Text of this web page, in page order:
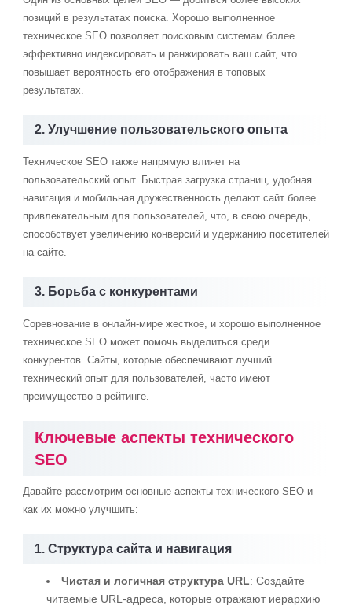
позиций в результатах поиска. Хорошо выполненное
техническое SEO позволяет поисковым системам более
эффективно индексировать и ранжировать ваш сайт, что
повышает вероятность его отображения в топовых
результатах.
2. Улучшение пользовательского опыта
Техническое SEO также напрямую влияет на
пользовательский опыт. Быстрая загрузка страниц, удобная
навигация и мобильная дружественность делают сайт более
привлекательным для пользователей, что, в свою очередь,
способствует увеличению конверсий и удержанию посетителей
на сайте.
3. Борьба с конкурентами
Соревнование в онлайн-мире жесткое, и хорошо выполненное
техническое SEO может помочь выделиться среди
конкурентов. Сайты, которые обеспечивают лучший
технический опыт для пользователей, часто имеют
преимущество в рейтинге.
Ключевые аспекты технического
SEO
Давайте рассмотрим основные аспекты технического SEO и
как их можно улучшить:
1. Структура сайта и навигация
Чистая и логичная структура URL: Создайте
читаемые URL-адреса, которые отражают иерархию